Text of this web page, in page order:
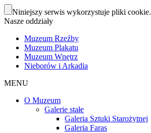
Niniejszy serwis wykorzystuje pliki cookie.
Nasze oddziały
Muzeum Rzeźby
Muzeum Plakatu
Muzeum Wnętrz
Nieborów i Arkadia
MENU
O Muzeum
Galerie stałe
Galeria Sztuki Starożytnej
Galeria Faras